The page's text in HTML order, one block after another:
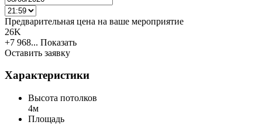
Предварительная цена на ваше мероприятие
26K
+7 968... Показать
Оставить заявку
Характеристики
Высота потолков
4м
Площадь